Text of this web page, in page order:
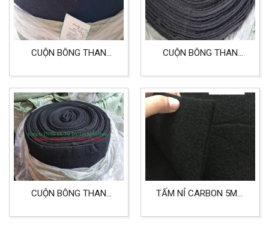
CUỘN BÔNG THAN
KHỔ 1.2MX50M
CUỘN BÔNG THAN
KHỔ 1MX20M
CUỘN BÔNG THAN
KHỔ 1MX20M
TẤM NỈ CARBON 5MM